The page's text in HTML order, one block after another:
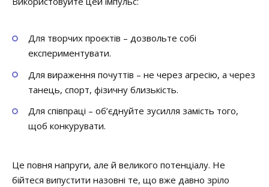
Для творчих проєктів – дозвольте собі
експериментувати.
Для вираження почуттів – не через агресію, а через
танець, спорт, фізичну близькість.
Для співпраці – об’єднуйте зусилля замість того,
щоб конкурувати.
Це повня напруги, але й великого потенціалу. Не
бійтеся випустити назовні те, що вже давно зріло